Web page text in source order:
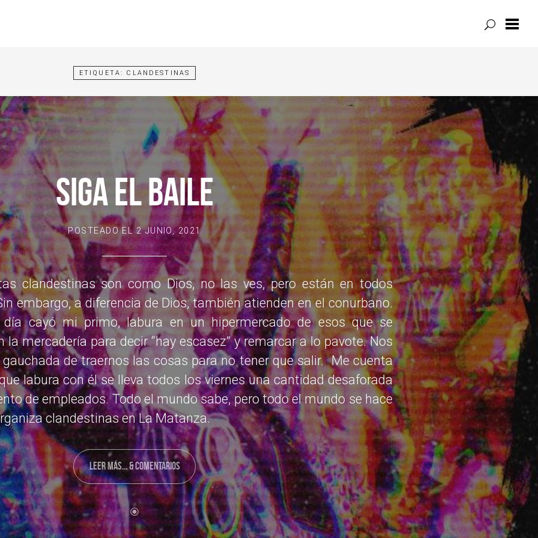
ETIQUETA: CLANDESTINAS
SIGA EL BAILE
POSTEADO EL2 JUNIO, 2021
clandestinas son como Dios, no las ves, pero están en todos
embargo, a diferencia de Dios, también atienden en el conurbano.
cayó mi primo, labura en un hipermercado de esos que se
la mercadería para decir “hay escasez” y remarcar a lo pavote. Nos
gauchada de traernos las cosas para no tener que salir. Me cuenta
labura con él se lleva todos los viernes una cantidad desaforada
de empleados. Todo el mundo sabe, pero todo el mundo se hace
clandestinas en La Matanza.
LEER MÁS... & COMENTARIOS